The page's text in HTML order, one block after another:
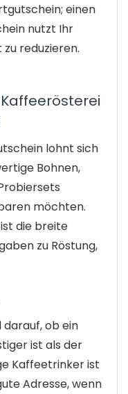
einen
nutzt Ihr
reduzieren.
lohnt sich
Bohnen,
möchten.
die breite
zu Röstung,
ob ein
ist als der
Kaffeetrinker ist
Adresse, wenn